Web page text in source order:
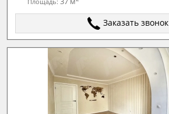
Заказать звонок